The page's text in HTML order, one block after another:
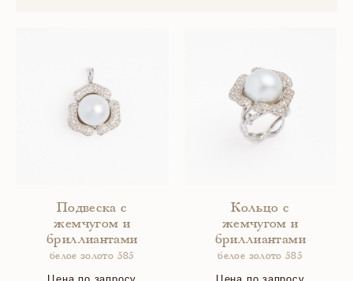
Подвеска с
жемчугом и
бриллиантами
белое золото 585
Кольцо с
жемчугом и
бриллиантами
белое золото 585